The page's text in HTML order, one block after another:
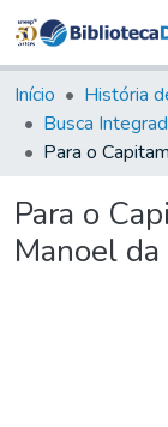
Início História
Busca
Para o
Manoel